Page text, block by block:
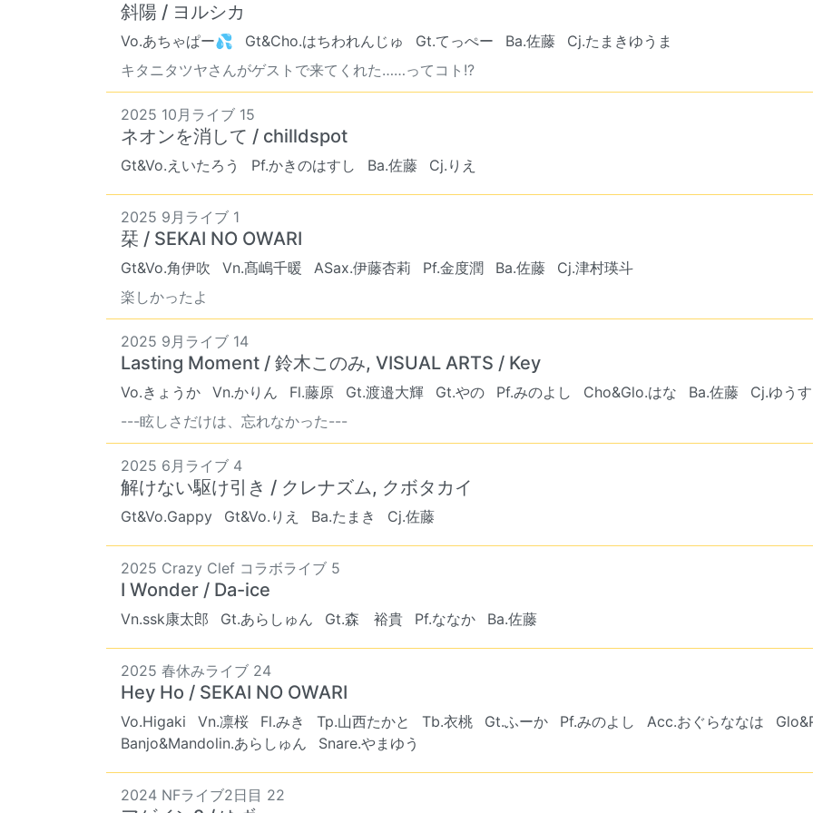
斜陽 / ヨルシカ
Vo.あちゃぱー💦 Gt&Cho.はちわれんじゅ Gt.てっぺー Ba.佐藤
Cj.たまきゆうま
キタニタツヤさんがゲストで来てくれた……ってコト!?
2025 10月ライブ 15
ネオンを消して / chilldspot
Gt&Vo.えいたろう Pf.かきのはすし Ba.佐藤 Cj.りえ
2025 9月ライブ 1
栞 / SEKAI NO OWARI
Gt&Vo.角伊吹 Vn.髙嶋千暖 ASax.伊藤杏莉 Pf.金度潤 Ba.佐藤
Cj.津村瑛斗
楽しかったよ
2025 9月ライブ 14
Lasting Moment / 鈴木このみ, VISUAL ARTS / Key
Vo.きょうか Vn.かりん Fl.藤原 Gt.渡邉大輝 Gt.やの Pf.みのよし Cho&Glo.はな Ba.佐藤
Cj.ゆう
---眩しさだけは、忘れなかった---
2025 6月ライブ 4
解けない駆け引き / クレナズム, クボタカイ
Gt&Vo.Gappy Gt&Vo.りえ Ba.たまき Cj.佐藤
2025 Crazy Clef コラボライブ 5
I Wonder / Da-ice
Vn.ssk康太郎 Gt.あらしゅん Gt.森 裕貴 Pf.ななか Ba.佐藤
2025 春休みライブ 24
Hey Ho / SEKAI NO OWARI
Vo.Higaki Vn.凛桜 Fl.みき Tp.山西たかと Tb.衣桃 Gt.ふーか Pf.みのよし Acc.おぐらななは
Banjo&Mandolin.あらしゅん
Snare.やまゆう
2024 NFライブ2日目 22